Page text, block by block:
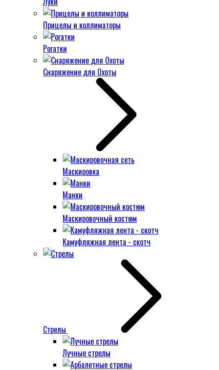
Прицелы и коллиматоры
Рогатки
Снаряжение для Охоты
Маскировка
Манки
Маскировочный костюм
Камуфляжная лента - скотч
Стрелы
Лучные стрелы